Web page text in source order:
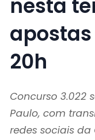
nesta
20h
Concurso 3.022
Paulo, com
redes sociais da